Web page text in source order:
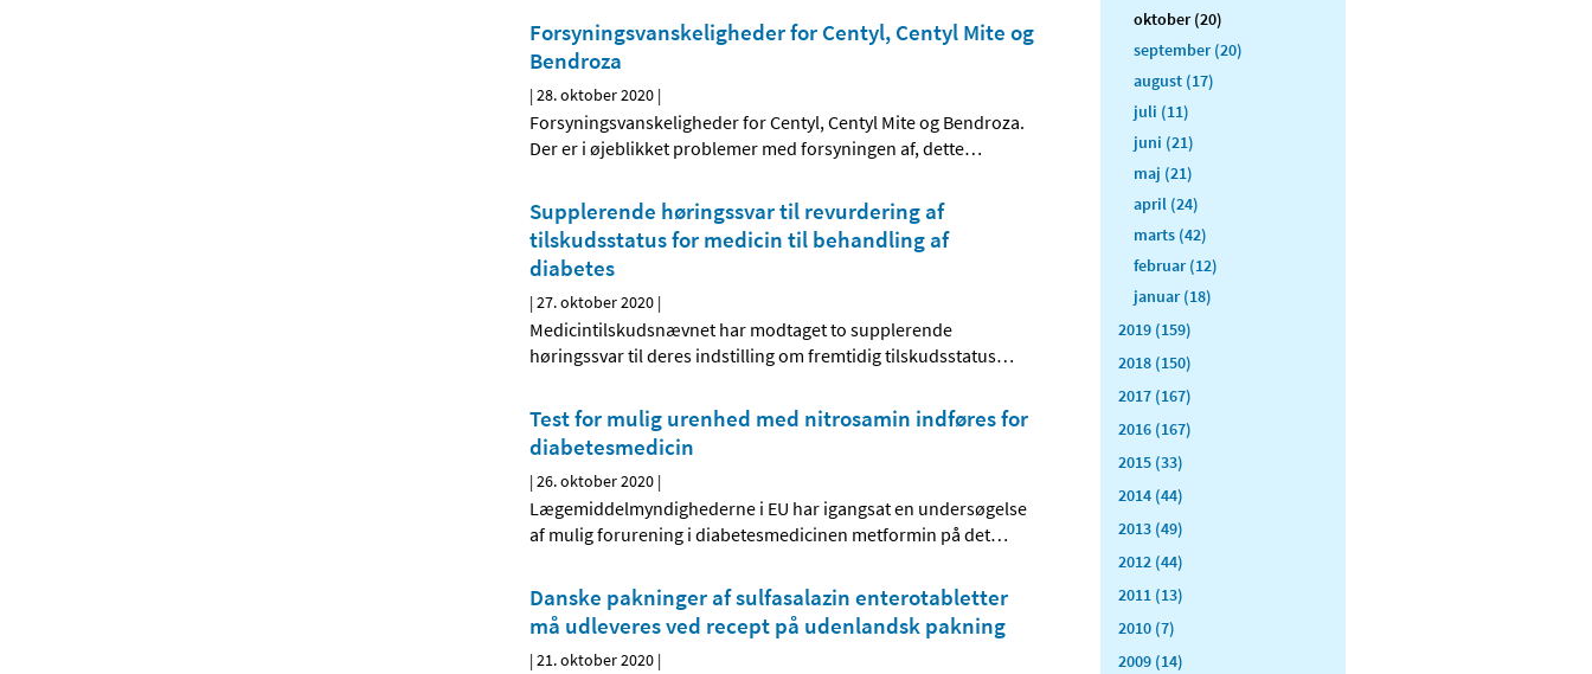
Forsyningsvanskeligheder for Centyl, Centyl Mite og
Bendroza
|28. oktober 2020 |
Forsyningsvanskeligheder for Centyl, Centyl Mite og Bendroza.
Der er i øjeblikket problemer med forsyningen af, dette…
Supplerende høringssvar til revurdering af
tilskudsstatus for medicin til behandling af
diabetes
|27. oktober 2020 |
Medicintilskudsnævnet har modtaget to supplerende
høringssvar til deres indstilling om fremtidig tilskudsstatus…
Test for mulig urenhed med nitrosamin indføres for
diabetesmedicin
|26. oktober 2020 |
Lægemiddelmyndighederne i EU har igangsat en undersøgelse
af mulig forurening i diabetesmedicinen metformin på det…
Danske pakninger af sulfasalazin enterotabletter
må udleveres ved recept på udenlandsk pakning
|21. oktober 2020 |
oktober (20)
september (20)
august (17)
juli (11)
juni (21)
maj (21)
april (24)
marts (42)
februar (12)
januar (18)
2019 (159)
2018 (150)
2017 (167)
2016 (167)
2015 (33)
2014 (44)
2013 (49)
2012 (44)
2011 (13)
2010 (7)
2009 (14)